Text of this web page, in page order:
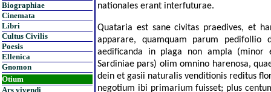
Biographiae
Cinemata
Libri
Cultus Civilis
Poesis
Ellenica
Gnomon
Otium
Ars vivendi
nationales erant interfuturae.
Quataria est sane civitas praedives, et
apparare, quamquam parum pedifollio
aedificanda in plaga non ampla (minor
Sardiniae pars) olim omnino harenosa,
dein et gasii naturalis venditionis reditus
negotium ibi primarium fuisset; plus